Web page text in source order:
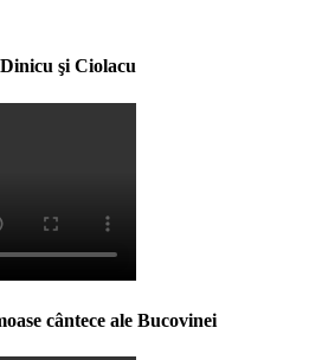
şi Ciolacu
cântece ale Bucovinei